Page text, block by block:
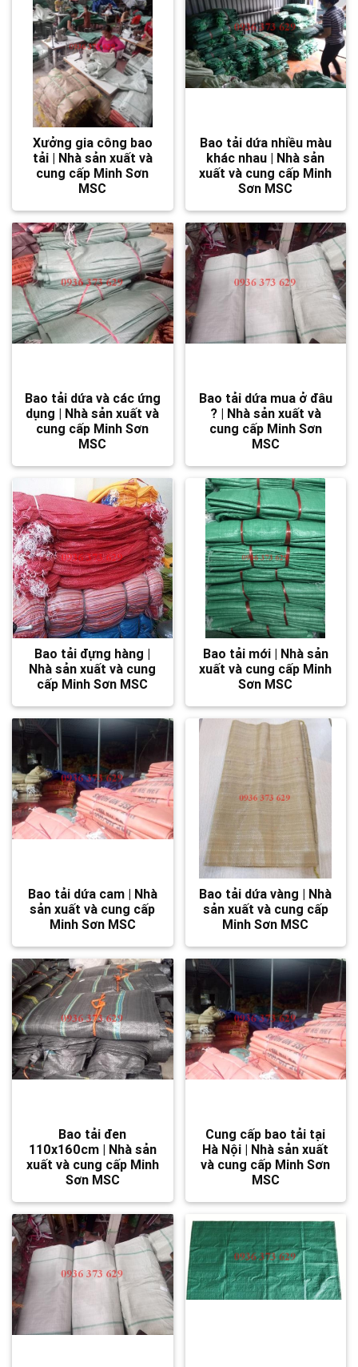
Xưởng gia công bao
tải | Nhà sản xuất và
cung cấp Minh Sơn
MSC
Bao tải dứa nhiều màu
khác nhau | Nhà sản
xuất và cung cấp Minh
Sơn MSC
Bao tải dứa và các ứng
dụng | Nhà sản xuất và
cung cấp Minh Sơn
MSC
Bao tải dứa mua ở đâu
? | Nhà sản xuất và
cung cấp Minh Sơn
MSC
Bao tải đựng hàng |
Nhà sản xuất và cung
cấp Minh Sơn MSC
Bao tải mới | Nhà sản
xuất và cung cấp Minh
Sơn MSC
Bao tải dứa cam | Nhà
sản xuất và cung cấp
Minh Sơn MSC
Bao tải dứa vàng | Nhà
sản xuất và cung cấp
Minh Sơn MSC
Bao tải đen
110x160cm | Nhà sản
xuất và cung cấp Minh
Sơn MSC
Cung cấp bao tải tại
Hà Nội | Nhà sản xuất
và cung cấp Minh Sơn
MSC